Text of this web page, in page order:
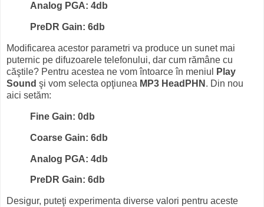
Analog PGA: 4db
PreDR Gain: 6db
Modificarea acestor parametri va produce un sunet mai
puternic pe difuzoarele telefonului, dar cum rămâne cu
căştile? Pentru acestea ne vom întoarce în meniul
Play
Sound şi vom selecta opţiunea MP3 HeadPHN . Din nou
aici setăm:
Fine Gain: 0db
Coarse Gain: 6db
Analog PGA: 4db
PreDR Gain: 6db
Desigur, puteţi experimenta diverse valori pentru aceste